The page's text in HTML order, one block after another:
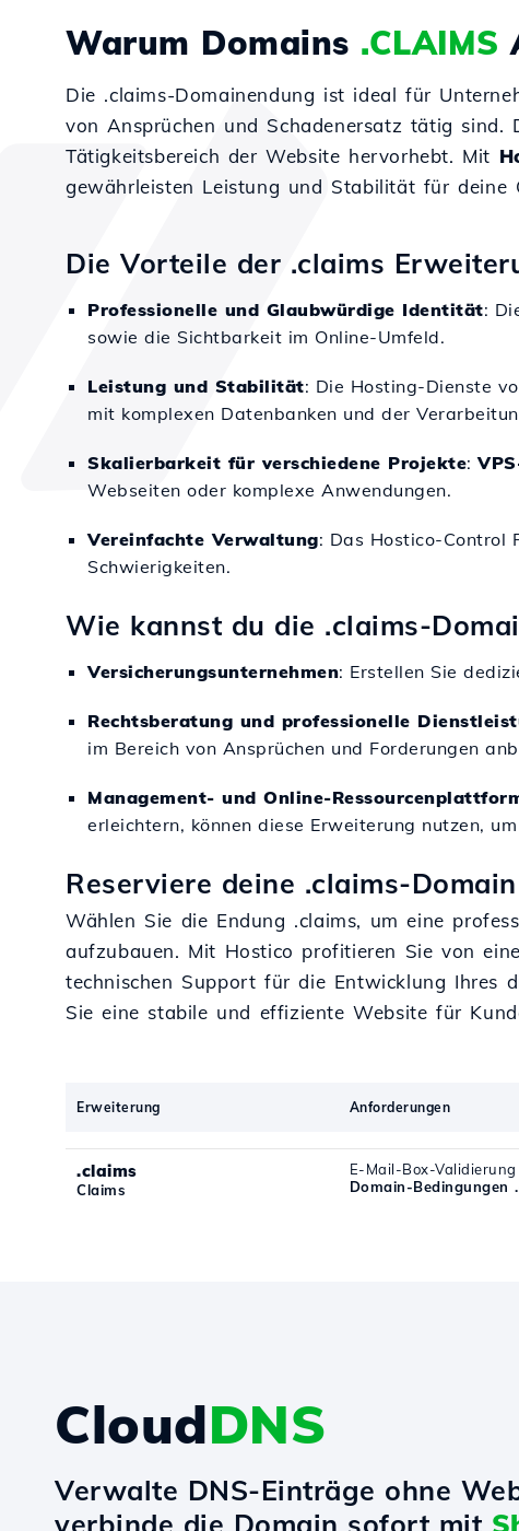
Warum Domains .CLAIMS
Die .claims-Domainendung ist ideal für
von Ansprüchen und Schadenersatz tätig
Tätigkeitsbereich der Website hervorhebt. Mit
gewährleisten Leistung und Stabilität für deine
Die Vorteile der .claims
Professionelle und Glaubwürdige Identität:
sowie die Sichtbarkeit im Online-Umfeld.
Leistung und Stabilität: Die Hosting-Dienste
mit komplexen Datenbanken und der
Skalierbarkeit für verschiedene Projekte:
Webseiten oder komplexe Anwendungen.
Vereinfachte Verwaltung: Das Hostico-Control
Schwierigkeiten.
Wie kannst du die .claims-
Versicherungsunternehmen: Erstellen Sie
Rechtsberatung und professionelle
im Bereich von Ansprüchen und Forderungen
Management- und Online-
erleichtern, können diese Erweiterung nutzen,
Reserviere deine .claims-
Wählen Sie die Endung .claims, um eine
aufzubauen. Mit Hostico profitieren Sie von
technischen Support für die Entwicklung Ihres
Sie eine stabile und effiziente Website für
Erweiterung Anforderungen
.claims
Claims
E-Mail-Box-Validierung
Domain-Bedingungen
CloudDNS
Verwalte DNS-Einträge ohne
verbinde die Domain sofort mit